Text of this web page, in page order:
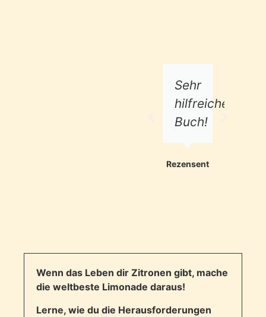
Sehr
hilfreiches
Buch!
Rezensent
Wenn das Leben dir Zitronen gibt, mache
die weltbeste Limonade daraus!
Lerne, wie du die Herausforderungen